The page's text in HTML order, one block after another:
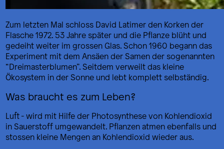
Zum letzten Mal schloss David Latimer den Korken der
Flasche 1972. 53 Jahre später und die Pflanze blüht und
gedeiht weiter im grossen Glas. Schon 1960 begann das
Experiment mit dem Ansäen der Samen der sogenannten
“Dreimasterblumen”. Seitdem verweilt das kleine
Ökosystem in der Sonne und lebt komplett selbständig.
Was braucht es zum Leben?
Luft - wird mit Hilfe der Photosynthese von Kohlendioxid
in Sauerstoff umgewandelt. Pflanzen atmen ebenfalls und
stossen kleine Mengen an Kohlendioxid wieder aus.